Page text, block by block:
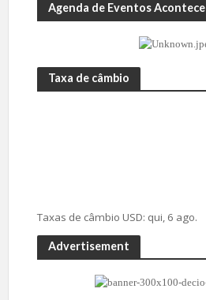
Agenda de Eventos Acontece
Taxa de câmbio
Taxas de câmbio USD: qui, 6 ago.
Advertisement